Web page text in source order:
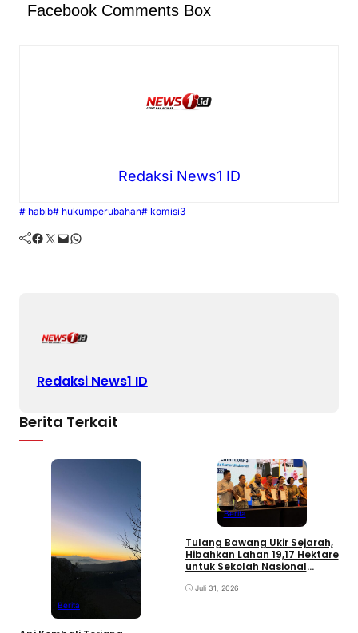
Facebook Comments Box
Redaksi News1 ID
# habib# hukumperubahan# komisi3
Facebook Twitter Mail WhatsApp
Redaksi News1 ID
Berita Terkait
Berita
Berita
Tulang Bawang Ukir Sejarah,
Hibahkan Lahan 19,17 Hektare
untuk Sekolah Nasional
Juli 31, 2026